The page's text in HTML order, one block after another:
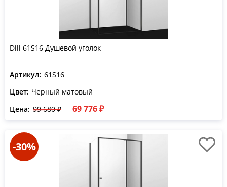
Dill 61S16 Душевой уголок
Артикул: 61S16
Цвет: Черный матовый
Цена: 99 680 ₽ 69 776 ₽
-30%